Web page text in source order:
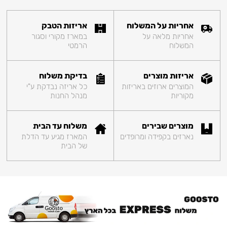
אחריות על המשלוח
אחריות מלאה על
המשלוח
אריזות הטבק
במארז מקורי וסגור
הרמטי
אריזות מוצרים
המוצרים ארוזים באריזות
מקוריות
בדיקת משלוח
כל אריזה נבדקת ע"י
מנהל החנות
מוצרים שבירים
נארזים בקפידה ומרופדים
משלוח עד הבית
המארז מגיע עד הדלת
של הבית